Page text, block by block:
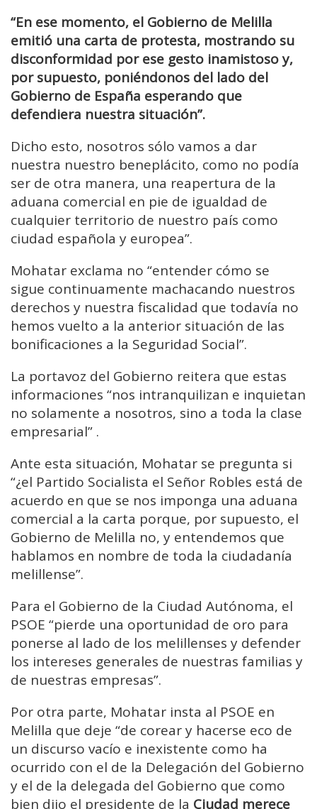
“En ese momento, el Gobierno de Melilla
emitió una carta de protesta, mostrando su
disconformidad por ese gesto inamistoso y,
por supuesto, poniéndonos del lado del
Gobierno de España esperando que
defendiera nuestra situación”.
Dicho esto, nosotros sólo vamos a dar
nuestra nuestro beneplácito, como no podía
ser de otra manera, una reapertura de la
aduana comercial en pie de igualdad de
cualquier territorio de nuestro país como
ciudad española y europea”.
Mohatar exclama no “entender cómo se
sigue continuamente machacando nuestros
derechos y nuestra fiscalidad que todavía no
hemos vuelto a la anterior situación de las
bonificaciones a la Seguridad Social”.
La portavoz del Gobierno reitera que estas
informaciones “nos intranquilizan e inquietan
no solamente a nosotros, sino a toda la clase
empresarial” .
Ante esta situación, Mohatar se pregunta si
“¿el Partido Socialista el Señor Robles está de
acuerdo en que se nos imponga una aduana
comercial a la carta porque, por supuesto, el
Gobierno de Melilla no, y entendemos que
hablamos en nombre de toda la ciudadanía
melillense”.
Para el Gobierno de la Ciudad Autónoma, el
PSOE “pierde una oportunidad de oro para
ponerse al lado de los melillenses y defender
los intereses generales de nuestras familias y
de nuestras empresas”.
Por otra parte, Mohatar insta al PSOE en
Melilla que deje “de corear y hacerse eco de
un discurso vacío e inexistente como ha
ocurrido con el de la Delegación del Gobierno
y el de la delegada del Gobierno que como
bien dijo el presidente de la Ciudad merece